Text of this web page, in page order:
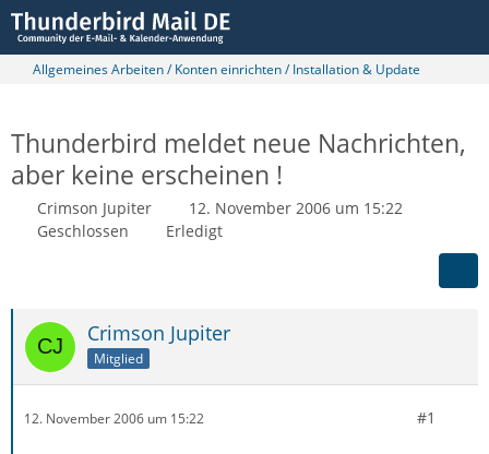
Allgemeines Arbeiten / Konten einrichten / Installation & Update
Thunderbird meldet neue Nachrichten,
aber keine erscheinen !
Crimson Jupiter
12. November 2006 um 15:22
Geschlossen
Erledigt
Crimson Jupiter
Mitglied
12. November 2006 um 15:22 #1